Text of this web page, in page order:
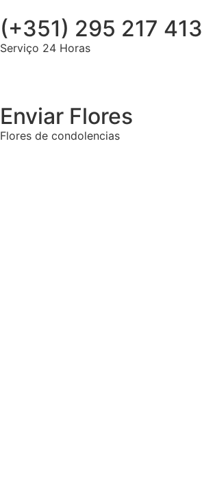
(+351) 295 217 413
Serviço 24 Horas
Enviar Flores
Flores de condolencias